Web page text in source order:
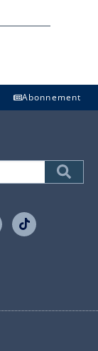
Abonnement